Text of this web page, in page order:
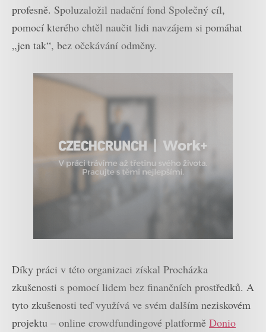
profesně. Spoluzaložil nadační fond Společný cíl,
pomocí kterého chtěl naučit lidi navzájem si pomáhat
„jen tak“, bez očekávání odměny.
Díky práci v této organizaci získal Procházka
zkušenosti s pomocí lidem bez finančních prostředků. A
tyto zkušenosti teď využívá ve svém dalším neziskovém
projektu – online crowdfundingové platformě Donio